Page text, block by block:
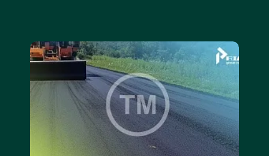
Двери неметаллические*;
Двери распашные неметаллические;
Двери складные, неметаллические;
Двери створчатые неметаллические;
Деготь каменноугольный;
Дефлекторы дымовых труб
неметаллические;
Дома сборные [наборы готовые],